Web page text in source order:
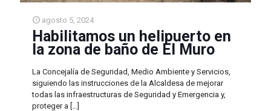
agosto 5, 2024
Habilitamos un helipuerto en
la zona de baño de El Muro
La Concejalía de Seguridad, Medio Ambiente y Servicios,
siguiendo las instrucciones de la Alcaldesa de mejorar
todas las infraestructuras de Seguridad y Emergencia y,
proteger a […]